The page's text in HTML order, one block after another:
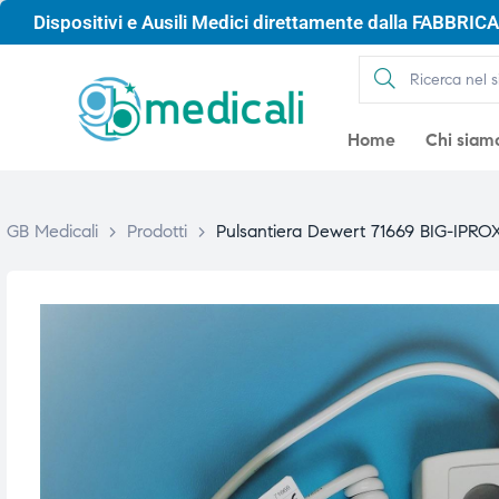
Dispositivi e Ausili Medici direttamente dalla
Home Chi
GB Medicali > Prodotti > Pulsantiera Dewert 71669 BIG-